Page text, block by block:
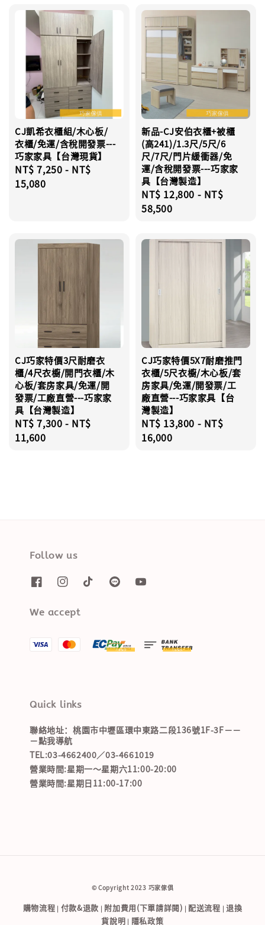
CJ凱希衣櫃組/木心板/
衣櫃/免運/含稅開發票---
巧家家具【台灣現貨】
Regular
price
NT$ 7,250 - NT$
15,080
新品-CJ安伯衣櫃+被櫃
(高241)/1.3尺/5尺/6
尺/7尺/門片緩衝器/免
運/含稅開發票---巧家家
具【台灣製造】
Regular
price
NT$ 12,800 - NT$
58,500
CJ巧家特價3尺耐磨衣
櫃/4尺衣櫥/開門衣櫃/木
心板/套房家具/免運/開
發票/工廠直營---巧家家
具【台灣製造】
Regular
price
NT$ 7,300 - NT$
11,600
CJ巧家特價5X7耐磨推門
衣櫃/5尺衣櫥/木心板/套
房家具/免運/開發票/工
廠直營---巧家家具【台
灣製造】
Regular
price
NT$ 13,800 - NT$
16,000
Follow us
We accept
Quick links
聯絡地址：桃園市中壢區環中東路二段136號1F-3F－－
－點我導航
TEL:03-4662400／03-4661019
營業時間:星期一～星期六11:00-20:00
營業時間:星期日11:00-17:00
© Copyright 2023 巧家傢俱
購物流程 | 付款&退款 | 附加費用(下單請詳閱) | 配送流程 | 退換
貨說明 | 隱私政策